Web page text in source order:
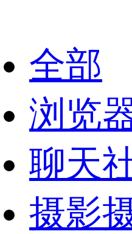
全部
浏览
聊天
摄影